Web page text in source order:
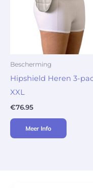
Bescherming
Hipshield Heren 3-
XXL
€76.95
Meer Info